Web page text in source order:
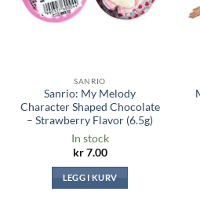
SANRIO
Sanrio: My Melody
Character Shaped Chocolate
– Strawberry Flavor (6.5g)
In stock
kr7.00
LEGG I KURV